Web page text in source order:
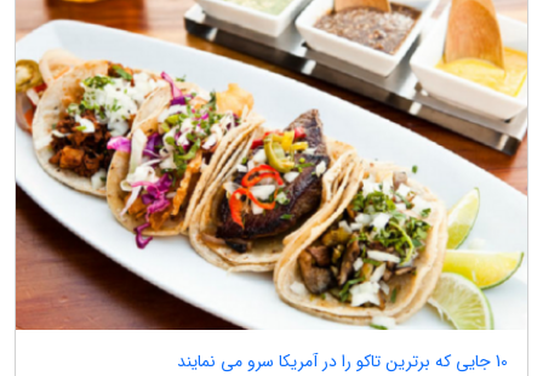
10 جایی که برترین تاکو را در آمریکا سرو می نمایند